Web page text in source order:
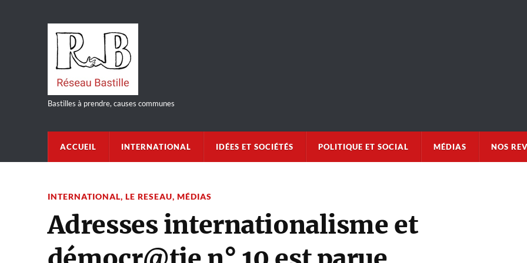
Bastilles à prendre, causes communes
ACCUEIL INTERNATIONAL IDÉES ET SOCIÉTÉS POLITIQUE ET SOCIAL MÉDIAS NOS
INTERNATIONAL, LE RESEAU, MÉDIAS
Adresses internationalisme et